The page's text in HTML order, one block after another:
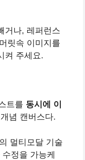
거나, 레퍼런스
릿속 이미지를
켜 주세요.
트를 동시에 이
념 캔버스다.
의 멀티모달 기술
정을 가능케